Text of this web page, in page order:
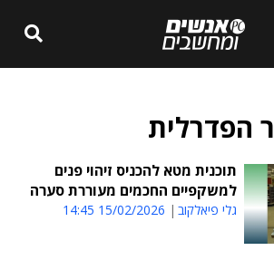
הפדרלית
תוכנית מטא להכניס זיהוי פנים
למשקפיים החכמים מעוררת סערה
גלי פיאלקוב 15/02/2026 14:45